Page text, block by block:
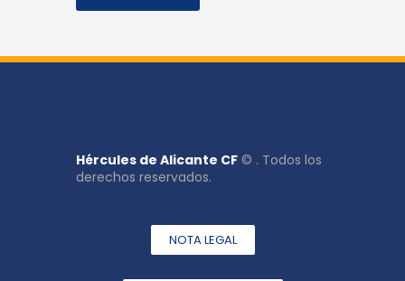
Hércules de Alicante CF © . Todos los
derechos reservados.
NOTA LEGAL